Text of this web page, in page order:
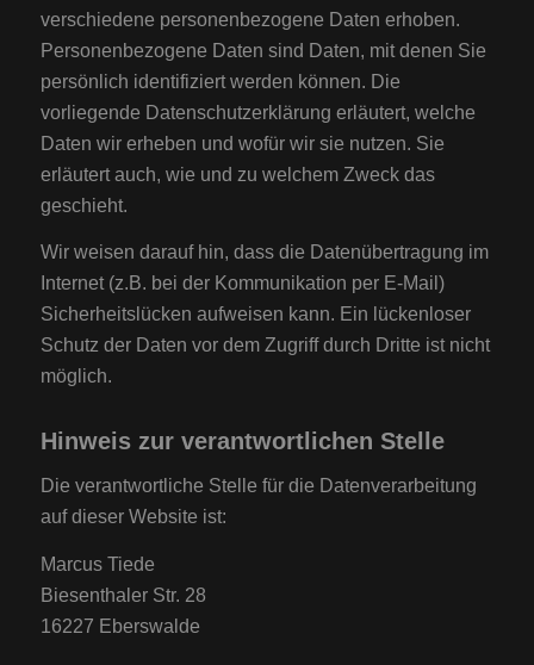
verschiedene personenbezogene Daten erhoben.
Personenbezogene Daten sind Daten, mit denen Sie
persönlich identifiziert werden können. Die
vorliegende Datenschutzerklärung erläutert, welche
Daten wir erheben und wofür wir sie nutzen. Sie
erläutert auch, wie und zu welchem Zweck das
geschieht.
Wir weisen darauf hin, dass die Datenübertragung im
Internet (z.B. bei der Kommunikation per E-Mail)
Sicherheitslücken aufweisen kann. Ein lückenloser
Schutz der Daten vor dem Zugriff durch Dritte ist nicht
möglich.
Hinweis zur verantwortlichen Stelle
Die verantwortliche Stelle für die Datenverarbeitung
auf dieser Website ist:
Marcus Tiede
Biesenthaler Str. 28
16227 Eberswalde